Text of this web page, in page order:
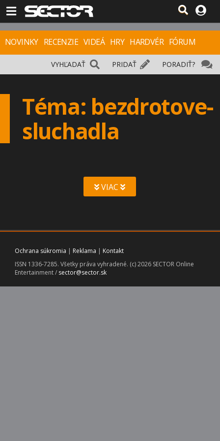
NOVINKY RECENZIE VIDEÁ HRY HARDVÉR FÓRUM
PORADIŤ?
PRIDAŤ
VYHĽADAŤ
Téma: bezdrotove-
sluchadla
VIAC
Ochrana súkromia | Reklama | Kontakt
ISSN 1336-7285. Všetky práva vyhradené. (c) 2026 SECTOR Online
Entertainment / sector@sector.sk